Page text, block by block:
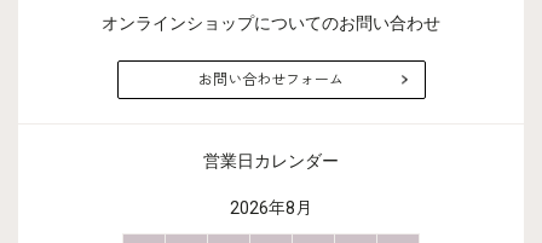
オンラインショップについてのお問い合わせ
お問い合わせフォーム
営業日カレンダー
2026年8月